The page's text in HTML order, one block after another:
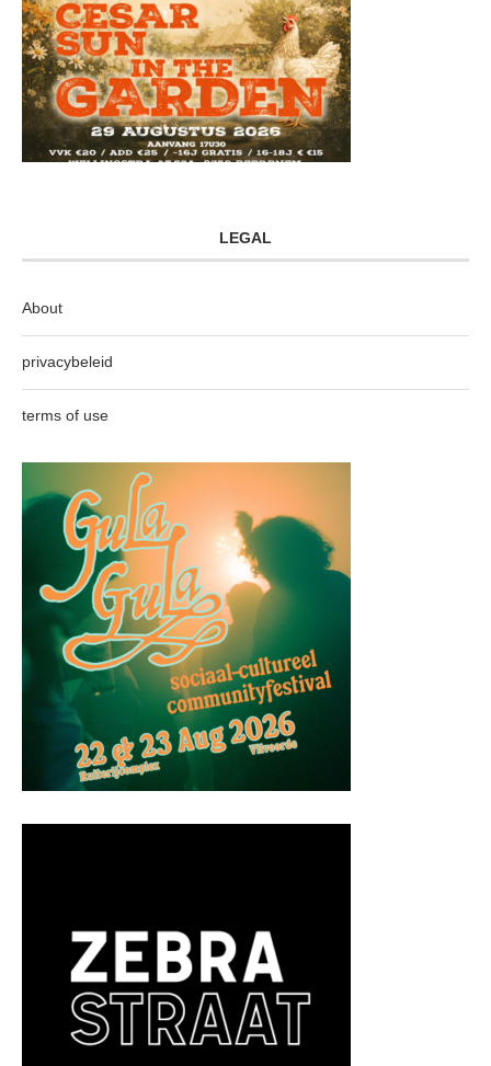
LEGAL
About
privacybeleid
terms of use